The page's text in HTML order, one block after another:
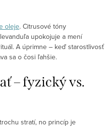
oleje. Citrusové tóny
upokojuje a mení
A úprimne – keď starostlivosť
sa o čosi ľahšie.
– fyzický vs.
stratí, no princíp je